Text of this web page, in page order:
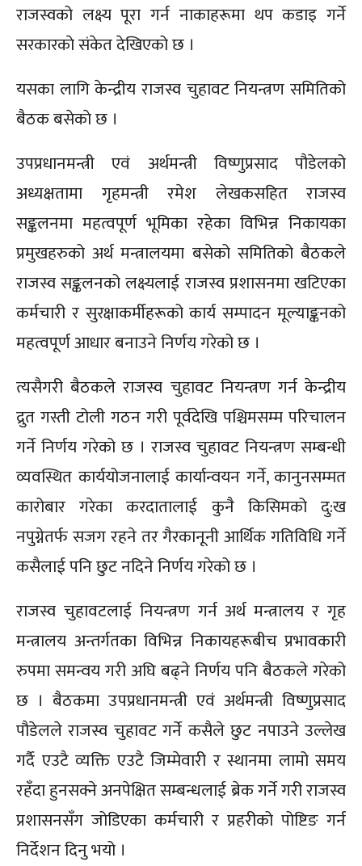
राजस्वको लक्ष्य पूरा गर्न नाकाहरूमा थप कडाइ गर्ने
सरकारकाे संकेत देखिएको छ ।
यसका लागि केन्द्रीय राजस्व चुहावट नियन्त्रण समितिको
बैठक बसेकाे छ ।
उपप्रधानमन्त्री एवं अर्थमन्त्री विष्णुप्रसाद पौडेलको
अध्यक्षतामा गृहमन्त्री रमेश लेखकसहित राजस्व
सङ्कलनमा महत्वपूर्ण भूमिका रहेका विभिन्न निकायका
प्रमुखहरुको अर्थ मन्त्रालयमा बसेको समितिको बैठकले
राजस्व सङ्कलनको लक्ष्यलाई राजस्व प्रशासनमा खटिएका
कर्मचारी र सुरक्षाकर्मीहरूको कार्य सम्पादन मूल्याङ्कनको
महत्वपूर्ण आधार बनाउने निर्णय गरेको छ ।
त्यसैगरी बैठकले राजस्व चुहावट नियन्त्रण गर्न केन्द्रीय
द्रुत गस्ती टोली गठन गरी पूर्वदेखि पश्चिमसम्म परिचालन
गर्ने निर्णय गरेको छ । राजस्व चुहावट नियन्त्रण सम्बन्धी
व्यवस्थित कार्ययोजनालाई कार्यान्वयन गर्ने, कानुनसम्मत
कारोबार गरेका करदातालाई कुनै किसिमको दु:ख
नपुग्नेतर्फ सजग रहने तर गैरकानूनी आर्थिक गतिविधि गर्ने
कसैलाई पनि छुट नदिने निर्णय गरेको छ ।
राजस्व चुहावटलाई नियन्त्रण गर्न अर्थ मन्त्रालय र गृह
मन्त्रालय अन्तर्गतका विभिन्न निकायहरूबीच प्रभावकारी
रुपमा समन्वय गरी अघि बढ्ने निर्णय पनि बैठकले गरेको
छ । बैठकमा उपप्रधानमन्त्री एवं अर्थमन्त्री विष्णुप्रसाद
पौडेलले राजस्व चुहावट गर्ने कसैले छुट नपाउने उल्लेख
गर्दै एउटै व्यक्ति एउटै जिम्मेवारी र स्थानमा लामो समय
रहँदा हुनसक्ने अनपेक्षित सम्बन्धलाई ब्रेक गर्ने गरी राजस्व
प्रशासनसँग जोडिएका कर्मचारी र प्रहरीको पोष्टिङ गर्न
निर्देशन दिनु भयो ।